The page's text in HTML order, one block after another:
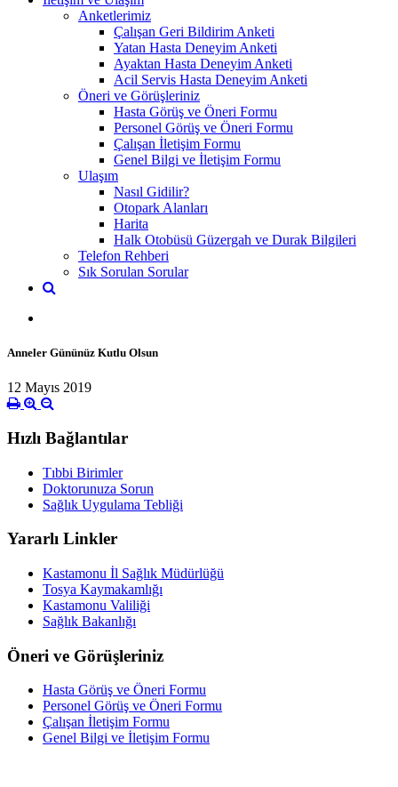
Anketlerimiz
Çalışan Geri Bildirim Anketi
Yatan Hasta Deneyim Anketi
Ayaktan Hasta Deneyim Anketi
Acil Servis Hasta Deneyim Anketi
Öneri ve Görüşleriniz
Hasta Görüş ve Öneri Formu
Personel Görüş ve Öneri Formu
Çalışan İletişim Formu
Genel Bilgi ve İletişim Formu
Ulaşım
Nasıl Gidilir?
Otopark Alanları
Harita
Halk Otobüsü Güzergah ve Durak Bilgileri
Telefon Rehberi
Sık Sorulan Sorular
Anneler Gününüz Kutlu Olsun
12 Mayıs 2019
Hızlı Bağlantılar
Tıbbi Birimler
Doktorunuza Sorun
Sağlık Uygulama Tebliği
Yararlı Linkler
Kastamonu İl Sağlık Müdürlüğü
Tosya Kaymakamlığı
Kastamonu Valiliği
Sağlık Bakanlığı
Öneri ve Görüşleriniz
Hasta Görüş ve Öneri Formu
Personel Görüş ve Öneri Formu
Çalışan İletişim Formu
Genel Bilgi ve İletişim Formu